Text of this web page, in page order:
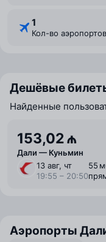
1
Кол-во аэропортов
Дешёвые
Найденные
153,02 ₼
Дали — Куньмин
13 авг, чт
19:55 – 20:50
55
Аэропорты